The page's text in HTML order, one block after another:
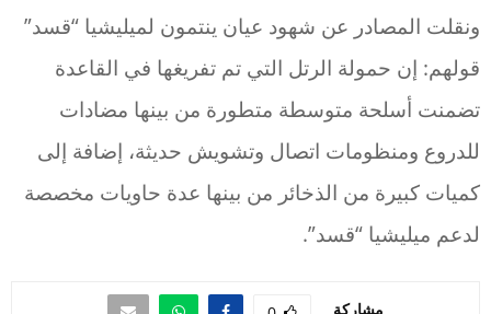
ونقلت المصادر عن شهود عيان ينتمون لميليشيا “قسد”
قولهم: إن حمولة الرتل التي تم تفريغها في القاعدة
تضمنت أسلحة متوسطة متطورة من بينها مضادات
للدروع ومنظومات اتصال وتشويش حديثة، إضافة إلى
كميات كبيرة من الذخائر من بينها عدة حاويات مخصصة
لدعم ميليشيا “قسد”.
مشاركة